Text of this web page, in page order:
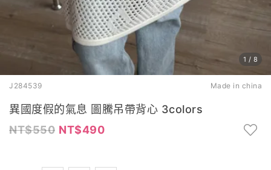
1 / 8
J284539 Made in china
異國度假的氣息 圖騰吊帶背心 3colors
550
490